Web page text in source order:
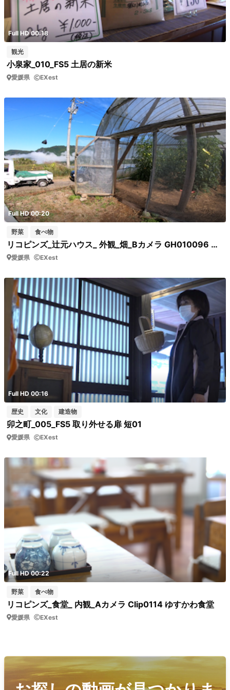
Full HD 00:18
観光
小泉家_010_FS5 土居の新米
愛媛県 EXest
Full HD 00:20
野菜 食べ物
リコピンズ_辻元ハウス_ 外観_畑_Bカメラ GH010096 トマトビニールハウス入口
愛媛県 EXest
Full HD 00:16
歴史 文化 建造物
卯之町_005_FS5 取り外せる扉 短01
愛媛県 EXest
Full HD 00:22
野菜 食べ物
リコピンズ_食堂_ 内観_Aカメラ Clip0114 ゆすかわ食堂
愛媛県 EXest